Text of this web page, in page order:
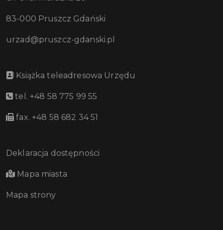
83-000 Pruszcz Gdański
urzad@pruszcz-gdanski.pl
Książka teleadresowa Urzędu
tel. +48 58 775 99 55
fax. +48 58 682 34 51
Deklaracja dostępności
Mapa miasta
Mapa strony